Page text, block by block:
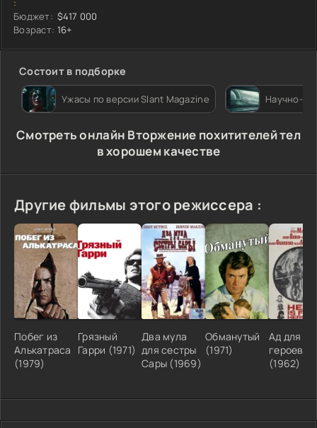
:
Бюджет: $417 000
Возраст: 16+
Состоит в подборке
Ужасы по версии Slant Magazine Научно-
Cмотреть онлайн Вторжение похитителей тел
в хорошем качестве
Другие фильмы этого режиссера :
Побег из
Алькатраса
(1979)
Грязный
Гарри (1971)
Два мула
для сестры
Сары (1969)
Обманутый
(1971)
Ад для
героев
(1962)